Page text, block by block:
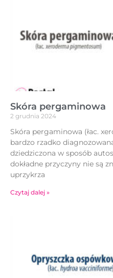
Skóra pergaminowa
2 grudnia 2024
Skóra pergaminowa (łac.
bardzo rzadko
dziedziczona w sposób
dokładne przyczyny nie są
uprzykrza
Czytaj dalej »